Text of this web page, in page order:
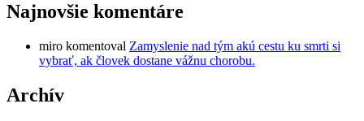
Najnovšie komentáre
miro komentoval Zamyslenie nad tým akú cestu ku smrti si
vybrať, ak človek dostane vážnu chorobu.
Archív